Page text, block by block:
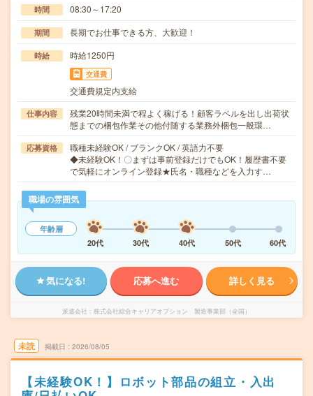
時間 08:30～17:20
期間 長期でお仕事できる方、大歓迎！
時給 時給1250円
交通費
交通費規定内支給
仕事内容
残業20時間未満で程よく稼げる！顧客ラベルを出し出荷状
態までの梱包作業その他付随する業務外梱包一般環…
応募資格
職種未経験OK / ブランクOK / 英語力不要
◆未経験OK！〇まずは事前登録だけでもOK！履歴書不要
で気軽にオンライン登録★氏名・職種などを入力す…
職場の雰囲気
年齢層
20代
30代 40代 50代 60代
気になる! 応募へ進む 詳しく見る
派遣会社 株式会社綜合キャリアオプション 製造事業部（全国）
未読 掲載日 2026/08/05
【未経験OK！】ロボット部品の組立・入出